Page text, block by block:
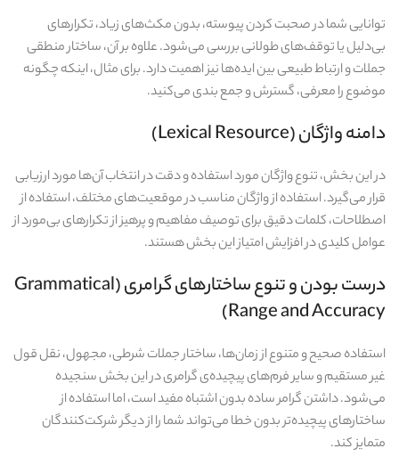
توانایی شما در صحبت کردن پیوسته، بدون مکث‌های زیاد، تکرارهای
بی‌دلیل یا توقف‌های طولانی بررسی می‌شود. علاوه بر آن، ساختار منطقی
جملات و ارتباط طبیعی بین ایده‌ها نیز اهمیت دارد. برای مثال، اینکه چگونه
موضوع را معرفی، گسترش و جمع‌ بندی می‌کنید.
دامنه واژگان (Lexical Resource)
در این بخش، تنوع واژگان مورد استفاده و دقت در انتخاب آن‌ها مورد ارزیابی
قرار می‌گیرد. استفاده از واژگان مناسب در موقعیت‌های مختلف، استفاده از
اصطلاحات، کلمات دقیق برای توصیف مفاهیم و پرهیز از تکرارهای بی‌مورد از
عوامل کلیدی در افزایش امتیاز این بخش هستند.
درست‌ بودن و تنوع ساختارهای گرامری (Grammatical
Range and Accuracy)
استفاده صحیح و متنوع از زمان‌ها، ساختار جملات شرطی، مجهول، نقل قول
غیر مستقیم و سایر فرم‌های پیچیده‌ی گرامری در این بخش سنجیده
می‌شود. داشتن گرامر ساده بدون اشتباه مفید است، اما استفاده از
ساختارهای پیچیده‌تر بدون خطا می‌تواند شما را از دیگر شرکت‌کنندگان
متمایز کند.